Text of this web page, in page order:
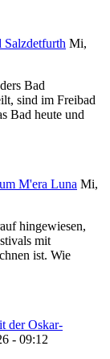
Salzdetfurth Mi,
Bad
sind im Freibad
Bad heute und
M'era Luna Mi,
hingewiesen,
mit
ist. Wie
der Oskar-
- 09:12